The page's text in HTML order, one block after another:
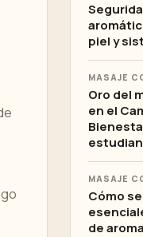
piel y
MASAJE
Oro del
en el
MASAJE
Cómo
de